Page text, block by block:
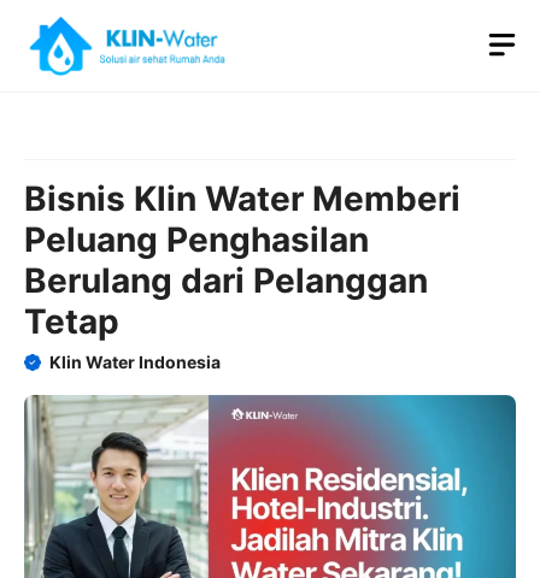
content
Bisnis Klin Water Memberi
Peluang Penghasilan
Berulang dari Pelanggan
Tetap
Klin Water Indonesia